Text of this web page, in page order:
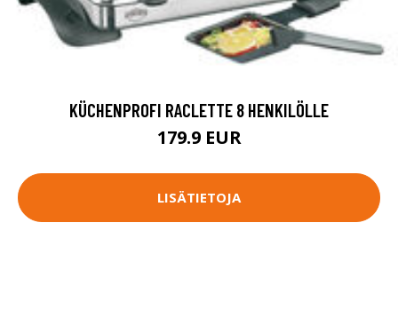
KÜCHENPROFI RACLETTE 8 HENKILÖLLE
179.9 EUR
LISÄTIETOJA